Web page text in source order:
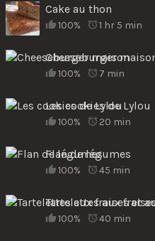
Cake au thon
100% 1 hr 5 min
Cheeseburger
100% 7 min
Les cookies de Lylou
100% 20 min
Flan de légumes
100% 45 min
Tartelettes aux
100% 40 min